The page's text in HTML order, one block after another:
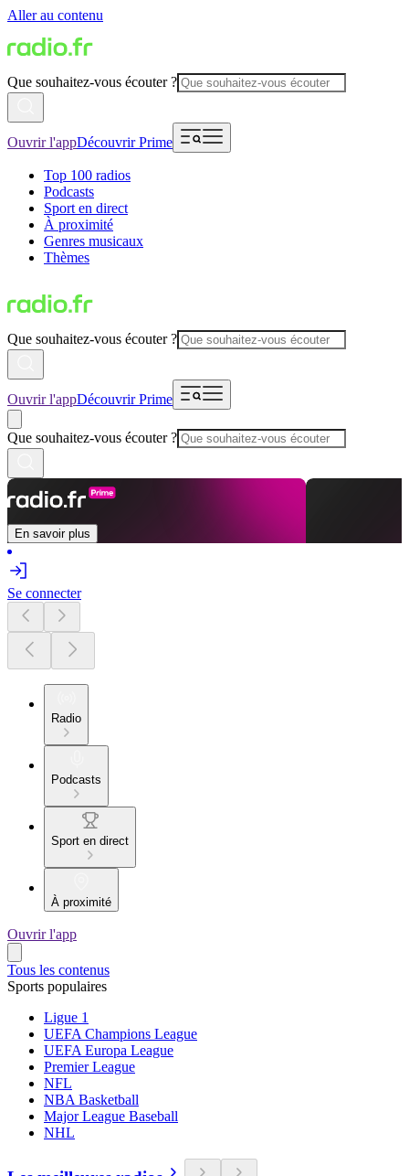
Aller au contenu
Que souhaitez-vous écouter ?
Ouvrir l'appDécouvrir Prime
Top 100 radios
Podcasts
Sport en direct
À proximité
Genres musicaux
Thèmes
Que souhaitez-vous écouter ?
Ouvrir l'appDécouvrir Prime
Que souhaitez-vous écouter ?
En savoir plus
Se connecter
Radio
Podcasts
Sport en direct
À proximité
Ouvrir l'app
Tous les contenus
Sports populaires
Ligue 1
UEFA Champions League
UEFA Europa League
Premier League
NFL
NBA Basketball
Major League Baseball
NHL